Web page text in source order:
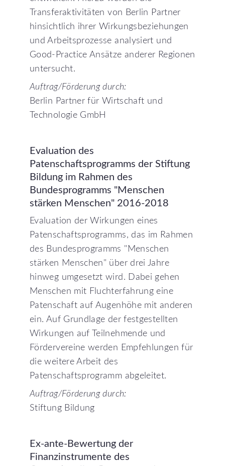
Transferaktivitäten von Berlin Partner
hinsichtlich ihrer Wirkungsbeziehungen
und Arbeitsprozesse analysiert und
Good-Practice Ansätze anderer Regionen
untersucht.
Auftrag/Förderung durch:
Berlin Partner für Wirtschaft und
Technologie GmbH
Evaluation des
Patenschaftsprogramms der Stiftung
Bildung im Rahmen des
Bundesprogramms "Menschen
stärken Menschen" 2016-2018
Evaluation der Wirkungen eines
Patenschaftsprogramms, das im Rahmen
des Bundesprogramms "Menschen
stärken Menschen" über drei Jahre
hinweg umgesetzt wird. Dabei gehen
Menschen mit Fluchterfahrung eine
Patenschaft auf Augenhöhe mit anderen
ein. Auf Grundlage der festgestellten
Wirkungen auf Teilnehmende und
Fördervereine werden Empfehlungen für
die weitere Arbeit des
Patenschaftsprogramm abgeleitet.
Auftrag/Förderung durch:
Stiftung Bildung
Ex-ante-Bewertung der
Finanzinstrumente des